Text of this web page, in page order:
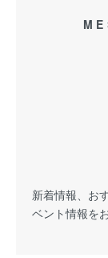
新着情報、お
ベント情報を